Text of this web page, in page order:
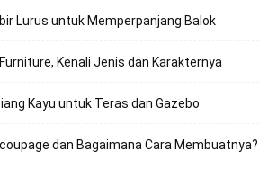
Lurus untuk Memperpanjang Balok
Kenali Jenis dan Karakternya
Kayu untuk Teras dan Gazebo
dan Bagaimana Cara Membuatnya?